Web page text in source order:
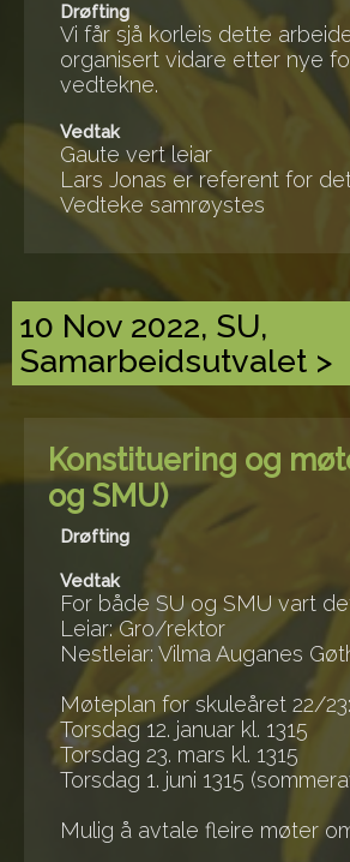
Drøfting
Vi får sjå korleis dette
organisert vidare etter nye
vedtekne.
Vedtak
Gaute vert leiar
Lars Jonas er referent for
Vedteke samrøystes
10 Nov 2022, SU,
Samarbeidsutvalet >
Konstituering og
og SMU)
Drøfting
Vedtak
For både SU og SMU vart
Leiar: Gro/rektor
Nestleiar: Vilma Auganes
Møteplan for skuleåret 22/23:
Torsdag 12. januar kl. 1315
Torsdag 23. mars kl. 1315
Torsdag 1. juni 1315
Mulig å avtale fleire møter